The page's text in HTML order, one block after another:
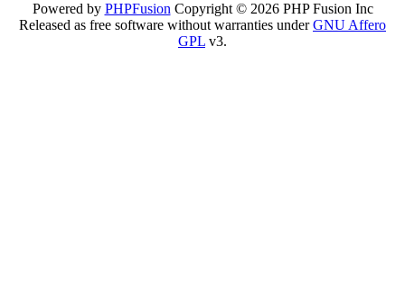
Powered by PHPFusion Copyright © 2026 PHP Fusion Inc
Released as free software without warranties underGNU Affero
GPL v3.